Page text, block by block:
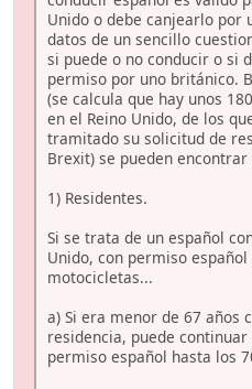
Unido o debe canjearlo por
datos de un sencillo
si puede o no conducir o si
permiso por uno británico.
(se calcula que hay unos
en el Reino Unido, de los
tramitado su solicitud de
Brexit) se pueden
1) Residentes.
Si se trata de un español
Unido, con permiso
motocicletas...
a) Si era menor de 67 años
residencia, puede
permiso español hasta los